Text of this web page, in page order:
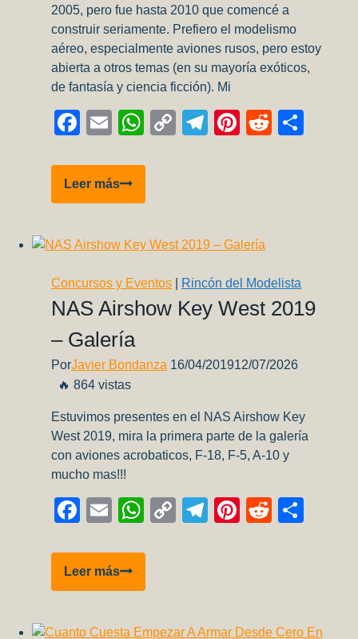
2005, pero fue hasta 2010 que comencé a
construir seriamente. Prefiero el modelismo
aéreo, especialmente aviones rusos, pero estoy
abierta a otros temas (en su mayoría exóticos,
de fantasía y ciencia ficción). Mi
Facebook
EmailWhatsApp
CopyTelegram
Pinterest
Reddit
Leer másEntrevista
a
Guzmán
Concursos y Eventos
Rincón del Modelista
NAS Airshow Key West 2019
– Galería
PorJavier Bondanza 16/04/201912/07/2026
🔥 864 vistas
Estuvimos presentes en el NAS Airshow Key
West 2019, mira la primera parte de la galería
con aviones acrobaticos, F-18, F-5, A-10 y
mucho mas!!!
Facebook
EmailWhatsApp
CopyTelegram
Pinterest
Reddit
Leer másNAS
Airshow
West